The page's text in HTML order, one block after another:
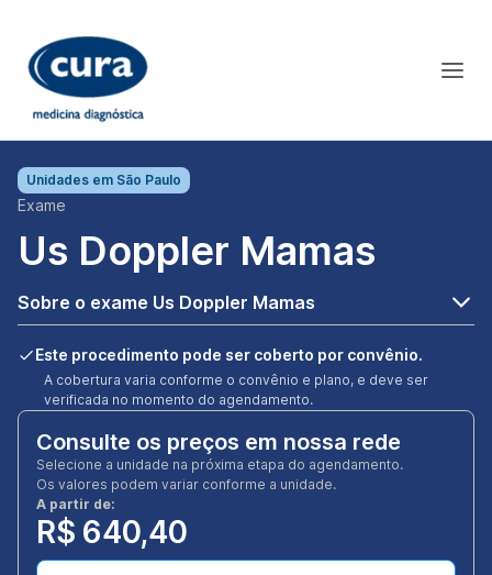
Unidades em São Paulo
Exame
Us Doppler Mamas
Sobre o exame Us Doppler Mamas
Este procedimento pode ser coberto por convênio.
A cobertura varia conforme o convênio e plano, e deve ser
verificada no momento do agendamento.
Consulte os preços em nossa rede
Selecione a unidade na próxima etapa do agendamento.
Os valores podem variar conforme a unidade.
A partir de:
R$ 640,40